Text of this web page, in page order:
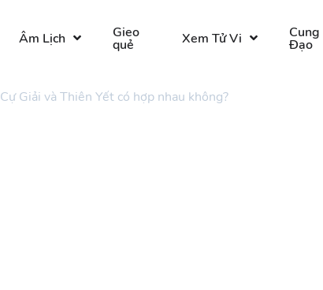
Âm Lịch Gieo
quẻ Xem Tử Vi Đạo
Cự Giải và Thiên Yết có hợp nhau không?